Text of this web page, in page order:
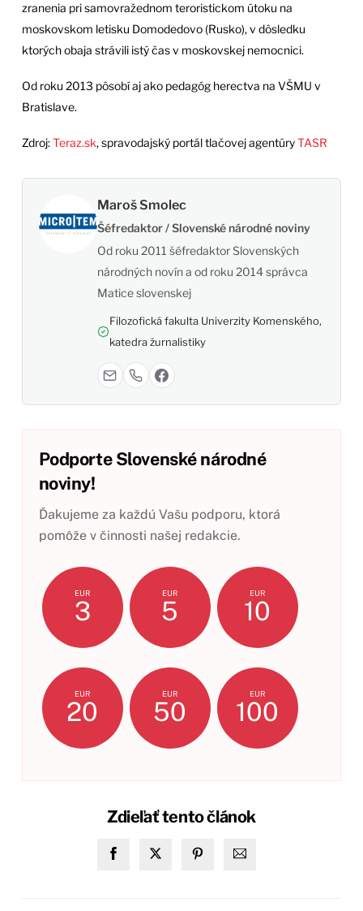
zranenia pri samovražednom teroristickom útoku na
moskovskom letisku Domodedovo (Rusko), v dôsledku
ktorých obaja strávili istý čas v moskovskej nemocnici.
Od roku 2013 pôsobí aj ako pedagóg herectva na VŠMU v
Bratislave.
Zdroj:Teraz.sk, spravodajský portál tlačovej agentúryTASR
Maroš Smolec
Šéfredaktor / Slovenské národné noviny
Od roku 2011 šéfredaktor Slovenských
národných novín a od roku 2014 správca
Matice slovenskej
Filozofická fakulta Univerzity Komenského,
katedra žurnalistiky
Podporte Slovenské národné
noviny!
Ďakujeme za každú Vašu podporu, ktorá
pomôže v činnosti našej redakcie.
EUR
3
EUR
5
EUR
10
EUR
20
EUR
50
EUR
100
Zdieľať tento článok